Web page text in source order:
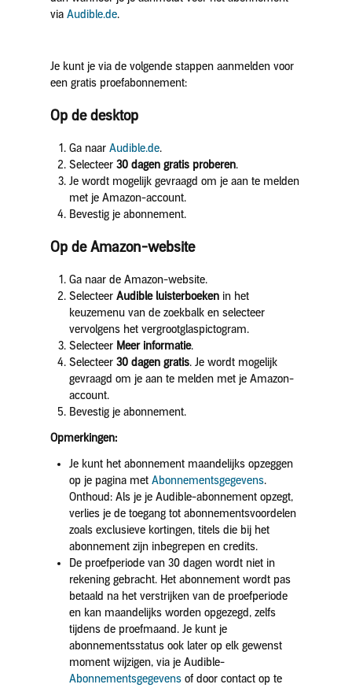
via Audible.de.
Je kunt je via de volgende stappen aanmelden voor
een gratis proefabonnement:
Op de desktop
Ga naar Audible.de.
Selecteer 30 dagen gratis proberen.
Je wordt mogelijk gevraagd om je aan te melden
met je Amazon-account.
Bevestig je abonnement.
Op de Amazon-website
Ga naar de Amazon-website.
Selecteer Audible luisterboeken in het
keuzemenu van de zoekbalk en selecteer
vervolgens het vergrootglaspictogram.
Selecteer Meer informatie.
Selecteer 30 dagen gratis. Je wordt mogelijk
gevraagd om je aan te melden met je Amazon-
account.
Bevestig je abonnement.
Opmerkingen:
Je kunt het abonnement maandelijks opzeggen
op je pagina met Abonnementsgegevens.
Onthoud: Als je je Audible-abonnement opzegt,
verlies je de toegang tot abonnementsvoordelen
zoals exclusieve kortingen, titels die bij het
abonnement zijn inbegrepen en credits.
De proefperiode van 30 dagen wordt niet in
rekening gebracht. Het abonnement wordt pas
betaald na het verstrijken van de proefperiode
en kan maandelijks worden opgezegd, zelfs
tijdens de proefmaand. Je kunt je
abonnementsstatus ook later op elk gewenst
moment wijzigen, via je Audible-
Abonnementsgegevensof door contact op te